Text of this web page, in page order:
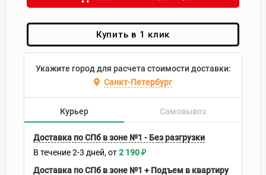
Купить в 1 клик
Укажите город для расчета стоимости доставки:
Санкт-Петербург
Курьер Самовывоз
Доставка по СПб в зоне №1 - Без разгрузки
В течение2-3 дней 2 190₽
Доставка по СПб в зоне №1 + Подъем в квартиру